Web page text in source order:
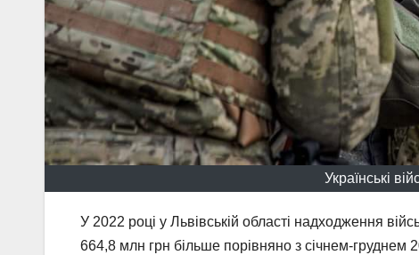
Українські
У 2022 році у Львівській області надходження
664,8 млн грн більше порівняно з січнем-груднем